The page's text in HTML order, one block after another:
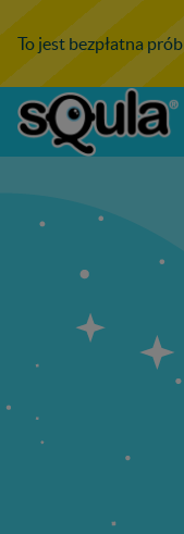
To jest bezpłatna